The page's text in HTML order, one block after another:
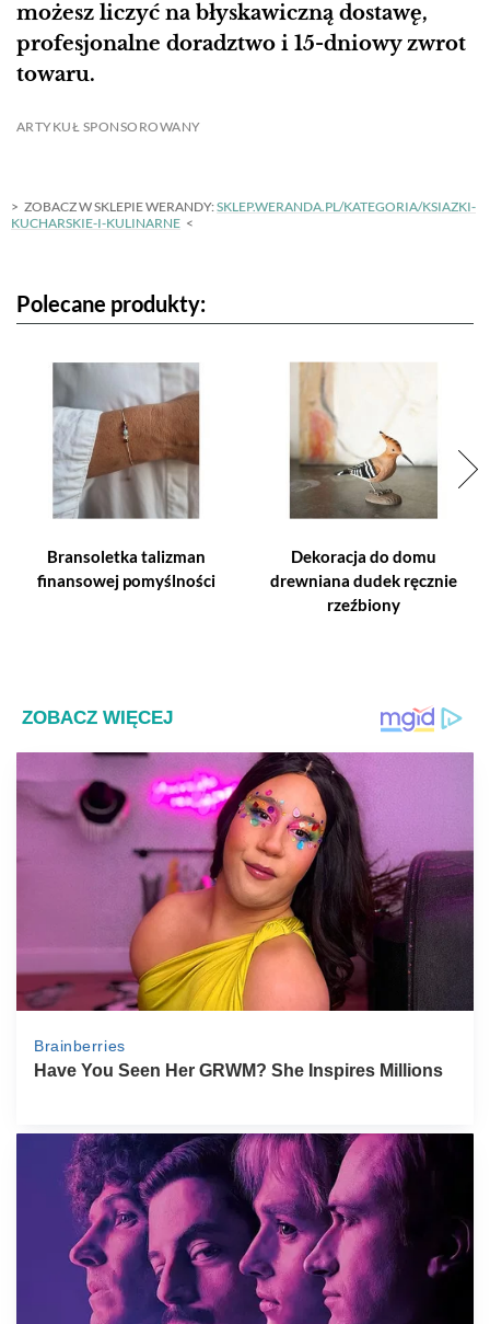
możesz liczyć na błyskawiczną dostawę,
profesjonalne doradztwo i 15-dniowy zwrot
towaru.
ARTYKUŁ SPONSOROWANY
ZOBACZ W SKLEPIE WERANDY:SKLEP.WERANDA.PL/KATEGORIA/KSIAZKI-
KUCHARSKIE-I-KULINARNE
Polecane produkty:
Bransoletka talizman
finansowej pomyślności
Dekoracja do domu
drewniana dudek ręcznie
rzeźbiony